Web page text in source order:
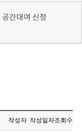
공간대여 신청
작성자 작성일자조회수